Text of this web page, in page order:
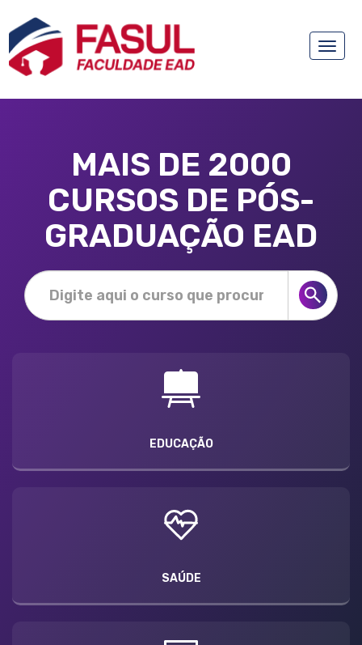
Toggle
MAIS DE 2000
CURSOS DE PÓS-
GRADUAÇÃO EAD
EDUCAÇÃO
SAÚDE